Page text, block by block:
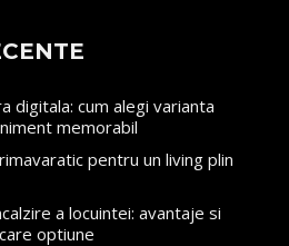
digitala: cum alegi varianta
memorabil
pentru un living plin
a locuintei: avantaje si
optiune